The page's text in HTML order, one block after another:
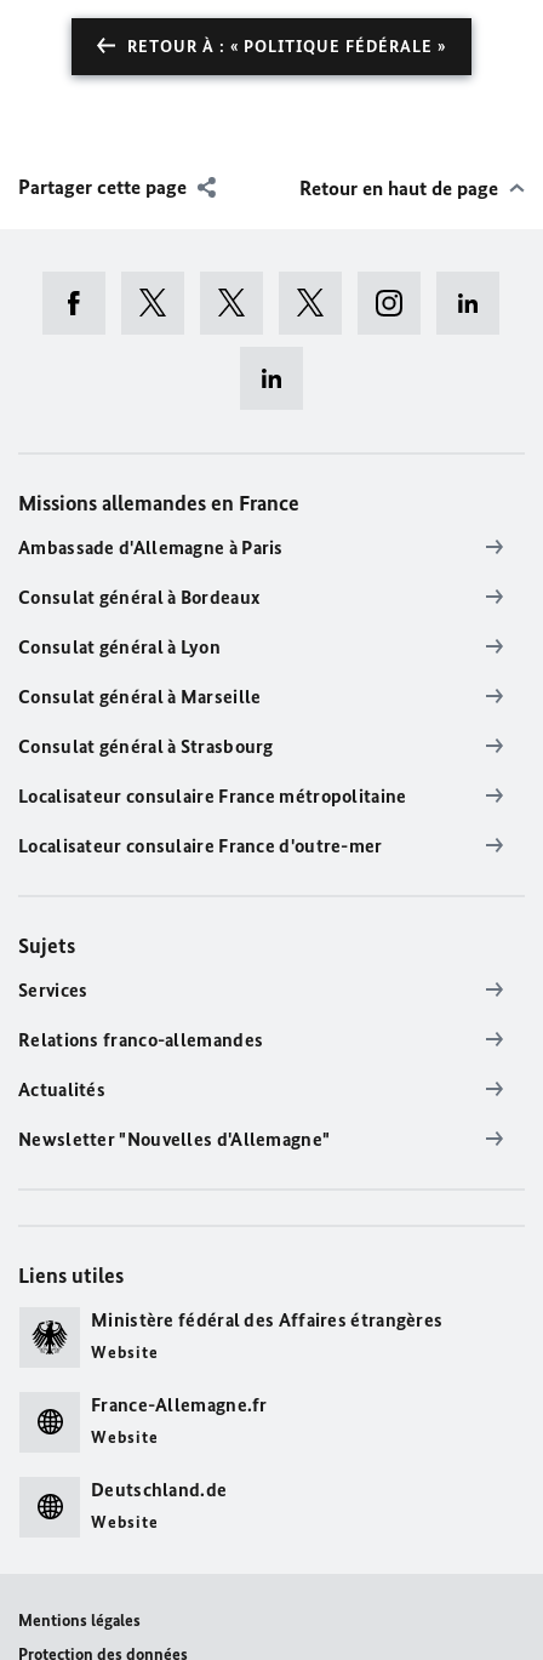
RETOUR À : « POLITIQUE FÉDÉRALE »
Partager cette page Retour en haut de page
Missions allemandes en France
Ambassade d'Allemagne à Paris
Consulat général à Bordeaux
Consulat général à Lyon
Consulat général à Marseille
Consulat général à Strasbourg
Localisateur consulaire France métropolitaine
Localisateur consulaire France d'outre-mer
Sujets
Services
Relations franco-allemandes
Actualités
Newsletter "Nouvelles d'Allemagne"
Liens utiles
Ministère fédéral des Affaires étrangères
Website
France-Allemagne.fr
Website
Deutschland.de
Website
Mentions légales
Protection des données